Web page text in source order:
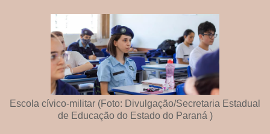
Escola cívico-militar (Foto: Divulgação/Secretaria Estadual
de Educação do Estado do Paraná )